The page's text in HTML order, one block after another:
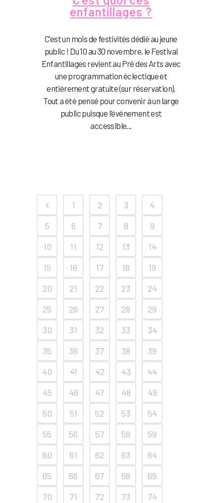
enfantillages ?
C'est un mois de festivités dédié au jeune
public ! Du 10 au 30 novembre, le Festival
Enfantillages revient au Pré des Arts avec
une programmation éclectique et
entièrement gratuite (sur réservation).
Tout a été pensé pour convenir à un large
public puisque l'événement est
accessible...
1 2 3
4
5
6 7 8
9
10
11 12 13
14
15
16 17 18
19
20
21 22 23
24
25
26 27 28
29
30
31 32 33
34
35
36 37 38
39
40
41 42 43
44
45
46 47 48
49
50
51 52 53
54
55
56 57 58
59
60
61 62 63
64
65
66 67 68
69
70
71 72 73
74